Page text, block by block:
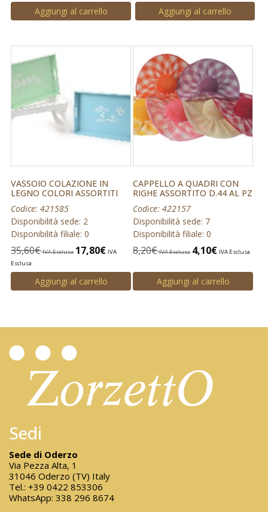
Aggiungi al carrello Aggiungi al carrello
VASSOIO COLAZIONE IN
LEGNO COLORI ASSORTITI
Codice: 421585
Disponibilità sede: 2
Disponibilità filiale: 0
35,60€ IVA Esclusa 17,80€ IVA
Esclusa
Aggiungi al carrello
CAPPELLO A QUADRI CON
RIGHE ASSORTITO D.44 AL PZ
Codice: 422157
Disponibilità sede: 7
Disponibilità filiale: 0
8,20€ IVA Esclusa 4,10€ IVA Esclusa
Aggiungi al carrello
Sedi
Sede di Oderzo
Via Pezza Alta, 1
31046 Oderzo (TV) Italy
Tel.: +39 0422 853306
WhatsApp: 338 296 8674